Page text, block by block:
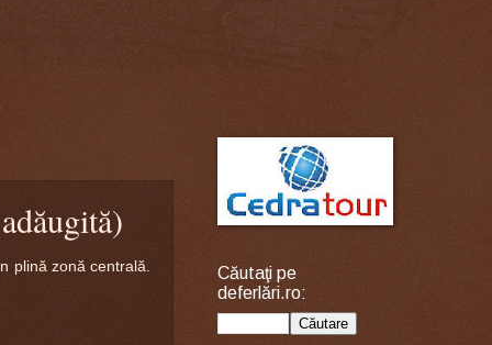
plină zonă centrală.
Căutaţi pe
deferlări.ro: